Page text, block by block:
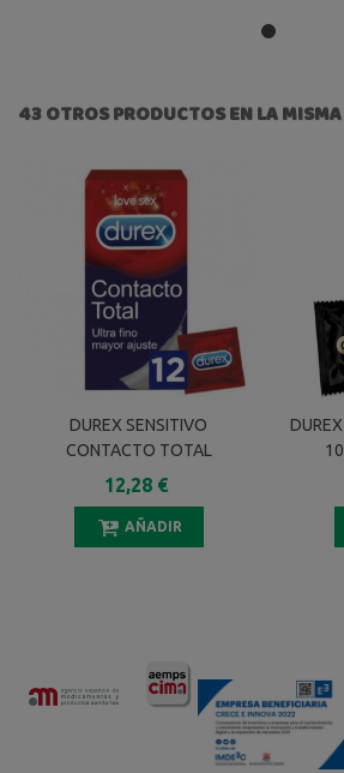
43 OTROS PRODUCTOS EN LA
DUREX SENSITIVO
CONTACTO TOTAL
PRESERVATIVOS 12
UNIDADES
12,28 €
AÑADIR